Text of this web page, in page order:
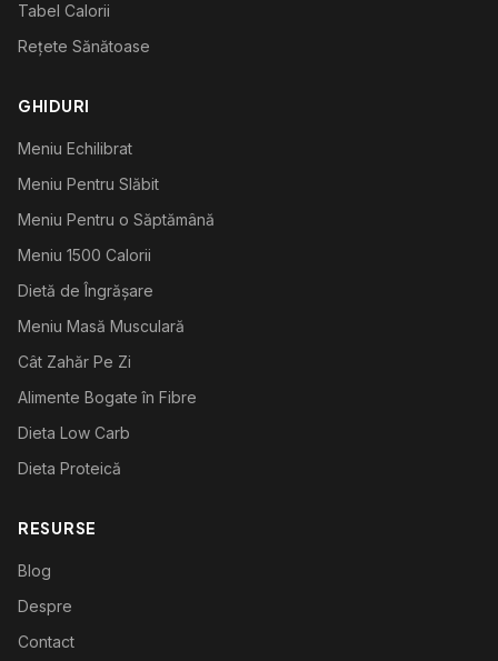
Tabel Calorii
Rețete Sănătoase
GHIDURI
Meniu Echilibrat
Meniu Pentru Slăbit
Meniu Pentru o Săptămână
Meniu 1500 Calorii
Dietă de Îngrășare
Meniu Masă Musculară
Cât Zahăr Pe Zi
Alimente Bogate în Fibre
Dieta Low Carb
Dieta Proteică
RESURSE
Blog
Despre
Contact